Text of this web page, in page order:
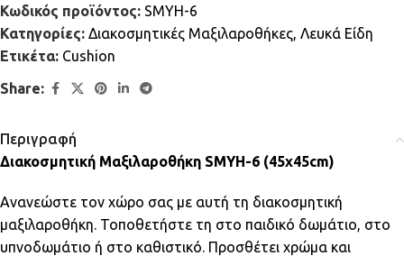
Κωδικός προϊόντος: SMYH-6
Κατηγορίες: Διακοσμητικές Μαξιλαροθήκες, Λευκά Είδη
Ετικέτα: Cushion
Share:
Περιγραφή
Διακοσμητική Μαξιλαροθήκη SMYH-6 (45x45cm)
Ανανεώστε τον χώρο σας με αυτή τη διακοσμητική
μαξιλαροθήκη. Τοποθετήστε τη στο παιδικό δωμάτιο, στο
υπνοδωμάτιο ή στο καθιστικό. Προσθέτει χρώμα και